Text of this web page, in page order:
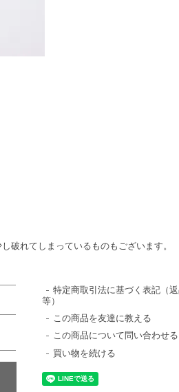
破れてしまっているものもございます。
特定商取引法に基づく表記（
等）
この商品を友達に教える
この商品について問い合わせる
買い物を続ける